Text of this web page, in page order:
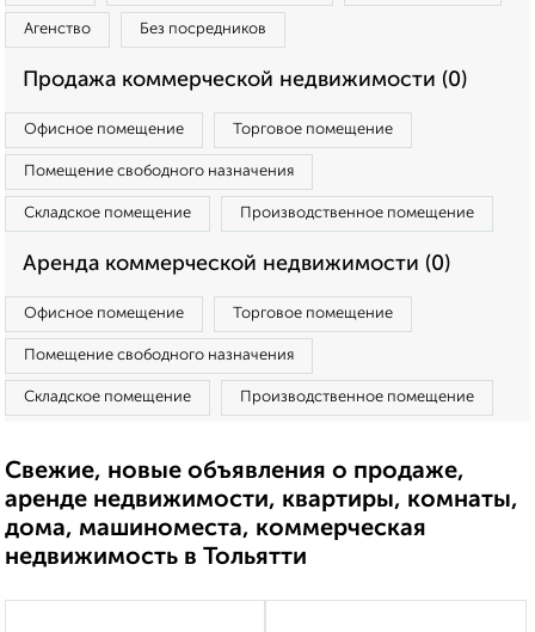
Агенство Без посредников
Продажа коммерческой недвижимости (0)
Офисное помещение Торговое помещение
Помещение свободного назначения
Складское помещение Производственное помещение
Аренда коммерческой недвижимости (0)
Офисное помещение Торговое помещение
Помещение свободного назначения
Складское помещение Производственное помещение
Свежие, новые объявления о продаже,
аренде недвижимости, квартиры, комнаты,
дома, машиноместа, коммерческая
недвижимость в Тольятти